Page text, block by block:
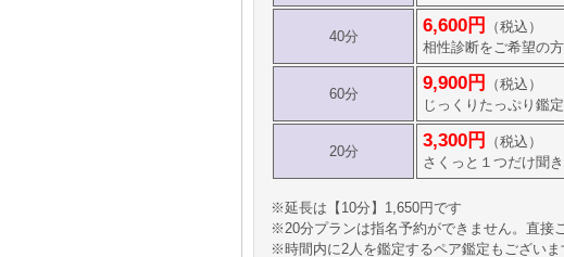
40分
6,600円
（税込）
相性診断をご希望の
60分
9,900円
（税込）
じっくりたっぷり鑑
20分
3,300円
（税込）
さくっと１つだけ聞
※延長は【10分】1,650円です
※20分プランは指名予約ができません。直接
※時間内に2人を鑑定するペア鑑定もございま